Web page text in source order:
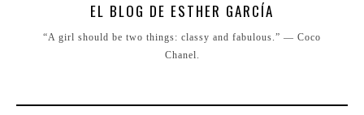
EL BLOG DE ESTHER GARCÍA
“A girl should be two things: classy and fabulous.” ― Coco
Chanel.